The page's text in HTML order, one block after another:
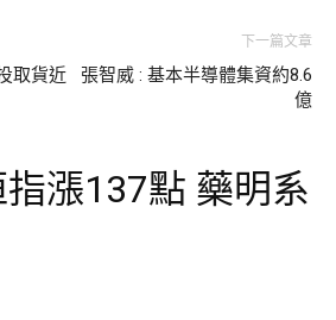
取貨近
下一篇文章
張智威 : 基本半導體集資約8.6
億
漲137點 藥明系